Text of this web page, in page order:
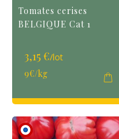
Tomates cerises
BELGIQUE Cat 1
3,15 €/lot
9€/kg